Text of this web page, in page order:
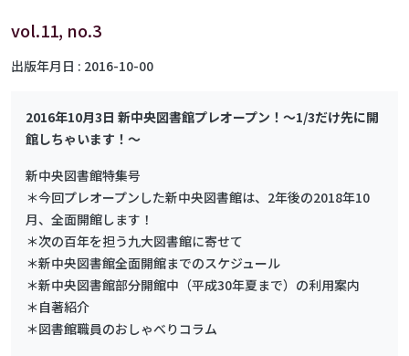
vol.11, no.3
出版年月日 2016-10-00
2016年10月3日 新中央図書館プレオープン！～1/3だけ先に開
館しちゃいます！～
新中央図書館特集号
＊今回プレオープンした新中央図書館は、2年後の2018年10
月、全面開館します！
＊次の百年を担う九大図書館に寄せて
＊新中央図書館全面開館までのスケジュール
＊新中央図書館部分開館中（平成30年夏まで）の利用案内
＊自著紹介
＊図書館職員のおしゃべりコラム